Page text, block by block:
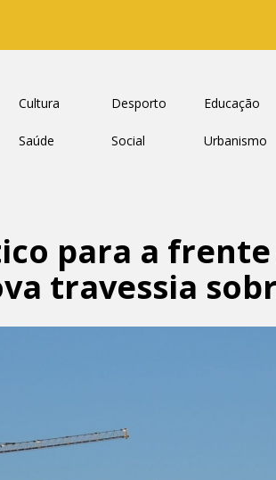
Cultura Desporto Educação
Saúde Social Urbanismo
para a
travessia